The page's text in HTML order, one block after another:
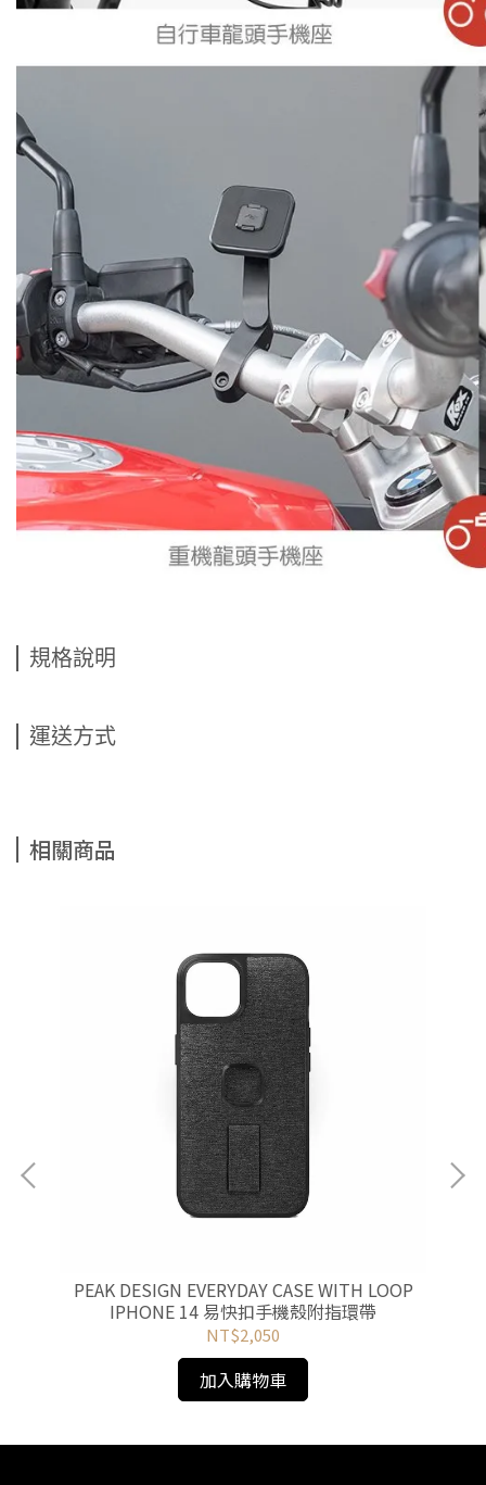
規格說明
運送方式
相關商品
PEAK DESIGN EVERYDAY CASE WITH LOOP
IPHONE 14 易快扣手機殼附指環帶
NT$2,050
加入購物車